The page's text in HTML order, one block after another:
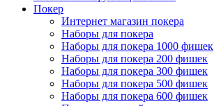
Покер
Интернет магазин покера
Наборы для покера
Наборы для покера 1000 фишек
Наборы для покера 200 фишек
Наборы для покера 300 фишек
Наборы для покера 500 фишек
Наборы для покера 600 фишек